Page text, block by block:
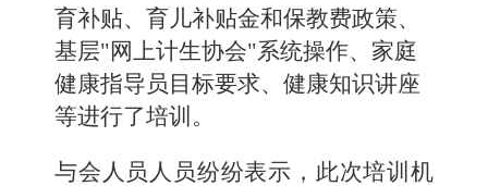
育补贴、育儿补贴金和保教费政策、
基层"网上计生协会"系统操作、家庭
健康指导员目标要求、健康知识讲座
等进行了培训。
与会人员人员纷纷表示，此次培训机